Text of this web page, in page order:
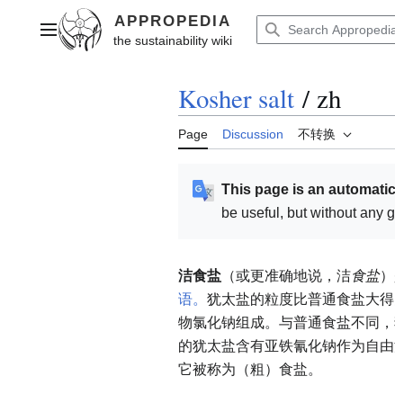
contentMain menu
Kosher salt / zh
Page Discussion 不转换
This page is an
be useful, but without any
洁食盐 （或更准确地说，洁食盐
语。 犹太盐的粒度比普通食盐大
物氯化钠组成。与普通食盐不同
的犹太盐含有亚铁氰化钠作为自由
它被称为（粗）食盐。